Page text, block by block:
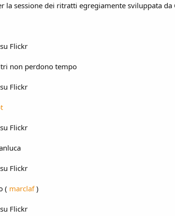
la sessione dei ritratti egregiamente sviluppata da
Flickr
non perdono tempo
Flickr
Flickr
Flickr
( marclaf)
Flickr